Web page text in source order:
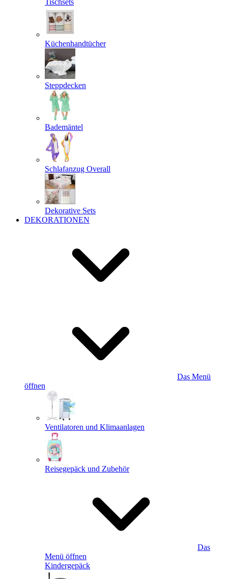
Tischsets
Küchenhandtücher
Steppdecken
Bademäntel
Schlafanzug Overall
Dekorative Sets
DEKORATIONEN
Das Menü
öffnen
Ventilatoren und Klimaanlagen
Reisegepäck und Zubehör
Das
Menü öffnen
Kindergepäck